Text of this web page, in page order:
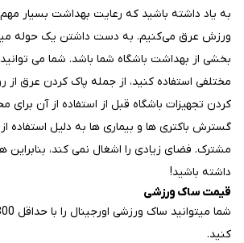
به یاد داشته باشید که رعایت بهداشت بسیار
ورزش عرق می‌کنیم. به دست داشتن یک حوله
بخشی از بهداشت باشگاه شما باشد. شما می توانید
مختلفی استفاده کنید، از جمله پاک کردن عرق از
کردن تجهیزات باشگاه قبل از استفاده از آن برای
گسترش باکتری ها و بیماری ها به دلیل استفاده
مشترک. فضای زیادی را اشغال نمی کند،
داشته باشید!
قیمت ساک ورزشی
کنید.